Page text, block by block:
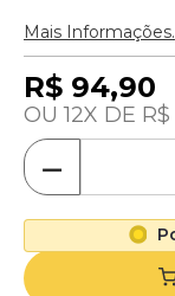
Mais Informações.
R$ 94,90
12 R$
－